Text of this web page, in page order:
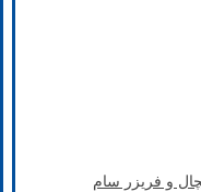
و فریزر سام